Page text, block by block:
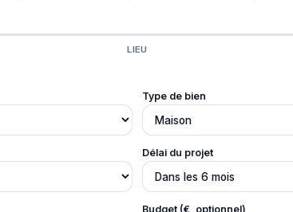
LIEU
Type de bien
Délai du projet
Budget (€, optionnel)